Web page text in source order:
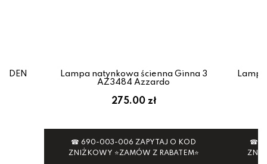
Lampa natynkowa ścienna Ginna 3
AZ3484 Azzardo
275.00 zł
☎ 690-003-006 ZAPYTAJ O KOD
ZNIŻKOWY ⭐ZAMÓW Z RABATEM⭐
☎